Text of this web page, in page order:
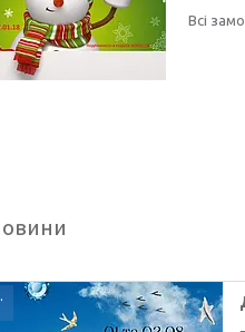
Всі